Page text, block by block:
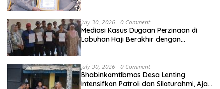
July 30, 2026 0 Comment
Mediasi Kasus Dugaan Perzinaan di
Labuhan Haji Berakhir dengan
July 30, 2026 0 Comment
Bhabinkamtibmas Desa Lenting
Intensifkan Patroli dan Silaturahmi, Ajak